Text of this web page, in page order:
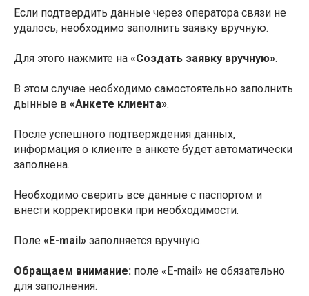
Если подтвердить данные через оператора связи не
удалось, необходимо заполнить заявку вручную.
Для этого нажмите на «Создать заявку вручную».
В этом случае необходимо самостоятельно заполнить
дынные в «Анкете клиента».
После успешного подтверждения данных,
информация о клиенте в анкете будет автоматически
заполнена.
Необходимо сверить все данные с паспортом и
внести корректировки при необходимости.
Поле «E-mail» заполняется вручную.
Обращаем внимание: поле «E-mail» не обязательно
для заполнения.